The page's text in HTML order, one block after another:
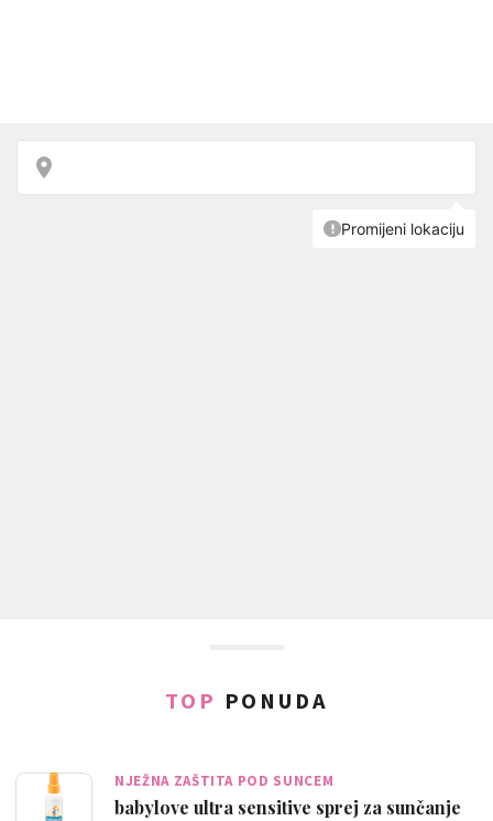
TOP PONUDA
NJEŽNA ZAŠTITA POD SUNCEM
babylove ultra sensitive sprej za sunčanje